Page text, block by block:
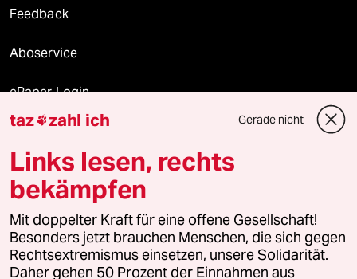
Feedback
Aboservice
ePaper Login
Downloads für Abonnierende
© 2026 taz Verlags und Vertriebs GmbH
Alle Rechte vorbehalten. Bei rechtlichen Fragen oder für Genehmigungen
wenden Sie sich bitte an lizenzen@taz.de
taz zahl ich Gerade nicht
Links lesen, rechts
bekämpfen
Mit doppelter Kraft für eine offene Gesellschaft!
Besonders jetzt brauchen Menschen, die sich gegen
Rechtsextremismus einsetzen, unsere Solidarität.
Daher gehen 50 Prozent der Einnahmen aus